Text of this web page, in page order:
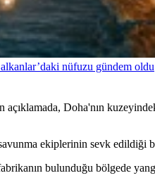
nüfuzu gündem oldu
açıklamada, Doha'nın
ekiplerinin sevk
bulunduğu bölgede